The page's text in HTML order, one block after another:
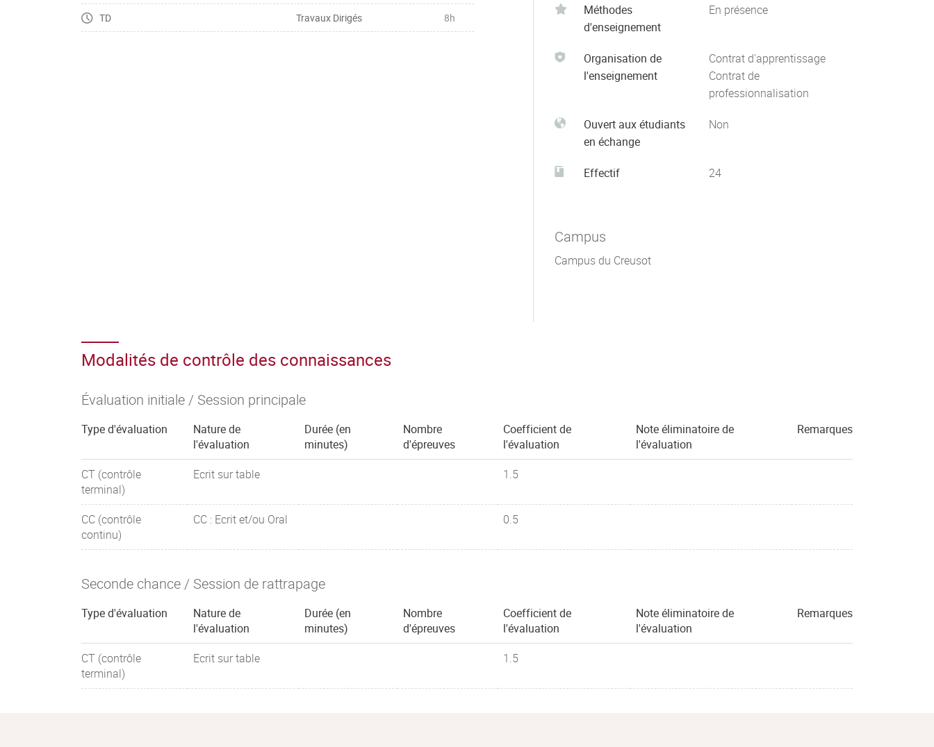
TD Travaux Dirigés 8h
Méthodes
d'enseignement
En présence
Organisation de
l'enseignement
Contrat d'apprentissage
Contrat de
professionnalisation
Ouvert aux étudiants
en échange
Non
Effectif 24
Campus
Campus du Creusot
Modalités de contrôle des connaissances
Évaluation initiale / Session principale
Type d'évaluation
Nature de
l'évaluation
Durée (en
minutes)
Nombre
d'épreuves
Coefficient de
l'évaluation
Note éliminatoire de
l'évaluation
Remarques
CT (contrôle
terminal)
Ecrit sur table 1.5
CC (contrôle
continu)
CC : Ecrit et/ou Oral 0.5
Seconde chance / Session de rattrapage
Type d'évaluation
Nature de
l'évaluation
Durée (en
minutes)
Nombre
d'épreuves
Coefficient de
l'évaluation
Note éliminatoire de
l'évaluation
Remarques
CT (contrôle
terminal)
Ecrit sur table 1.5